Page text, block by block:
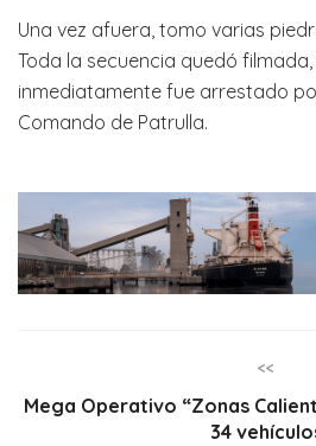
Una vez afuera, tomo varias
Toda la secuencia quedó
inmediatamente fue arrestado
Comando de Patrulla.
<<
Mega Operativo “Zonas
34